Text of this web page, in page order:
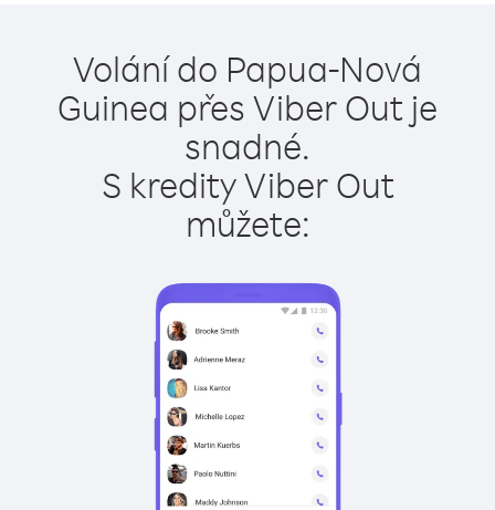
Volání do Papua-Nová
Guinea přes Viber Out je
snadné.
S kredity Viber Out
můžete: